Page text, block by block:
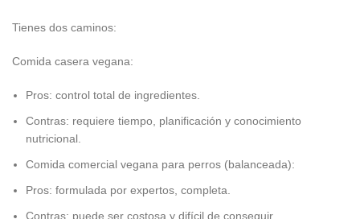
Tienes dos caminos:
Comida casera vegana:
Pros: control total de ingredientes.
Contras: requiere tiempo, planificación y conocimiento
nutricional.
Comida comercial vegana para perros (balanceada):
Pros: formulada por expertos, completa.
Contras: puede ser costosa y difícil de conseguir.